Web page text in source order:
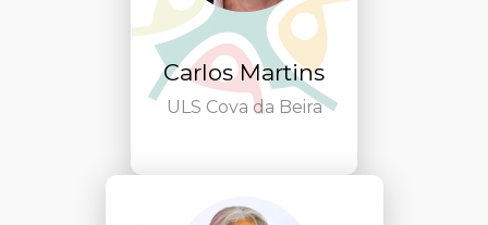
Carlos Martins
ULS Cova da Beira